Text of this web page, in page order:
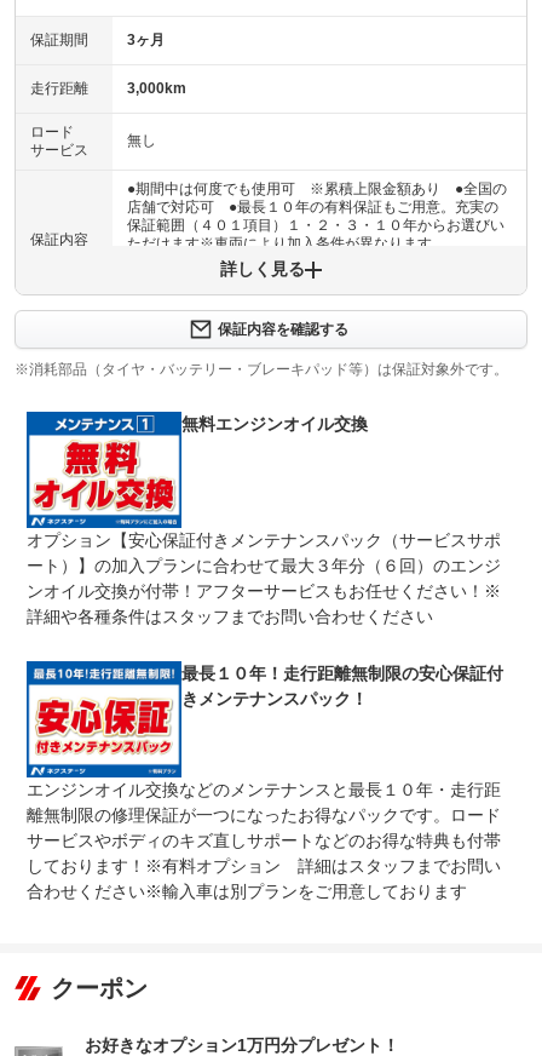
保証期間 3ヶ月
走行距離 3,000km
ロード
サービス
無し
保証内容
●期間中は何度でも使用可 ※累積上限金額あり ●全国の
店舗で対応可 ●最長１０年の有料保証もご用意。充実の
保証範囲（４０１項目）１・２・３・１０年からお選びい
ただけます※車両により加入条件が異なります
保証項目
３ヶ月・３０００ｋｍ以内ならエンジン、トランスミッシ
ョン、ハイブリッド、ステアリング、ブレーキの各機構に
おける主要項目を無償修理（または交換）いたします。
修理回数 無制限
上限金額
車両本体価格
期間中は何度でも修理可能！修理金額は車両本体価格の１
００％までしっかり保証します。車両本体価格５０万円以
下の場合は５０万円まで保証します。
免責金
無し
保証修理の対象となる場合は、お客様の費用負担は一切ご
ざいません。
保証修理
全国のネクステージで受付可能！ご遠方でネクステージに
は、スタッフまでお気軽にお尋ねください。
法定整備 整備無 車両状態については販売店にご確認ください
法定整備
について
-
詳しく見る
保証内容を確認する
※消耗部品（タイヤ・バッテリー・ブレーキパッド等）は保証対象外です。
無料エンジンオイル交換
オプション【安心保証付きメンテナンスパック（サービスサポ
ート）】の加入プランに合わせて最大３年分（６回）のエンジ
ンオイル交換が付帯！アフターサービスもお任せください！※
詳細や各種条件はスタッフまでお問い合わせください
最長１０年！走行距離無制限の安心保証付
きメンテナンスパック！
エンジンオイル交換などのメンテナンスと最長１０年・走行距
離無制限の修理保証が一つになったお得なパックです。ロード
サービスやボディのキズ直しサポートなどのお得な特典も付帯
しております！※有料オプション 詳細はスタッフまでお問い
合わせください※輸入車は別プランをご用意しております
クーポン
お好きなオプション1万円分プレゼント！